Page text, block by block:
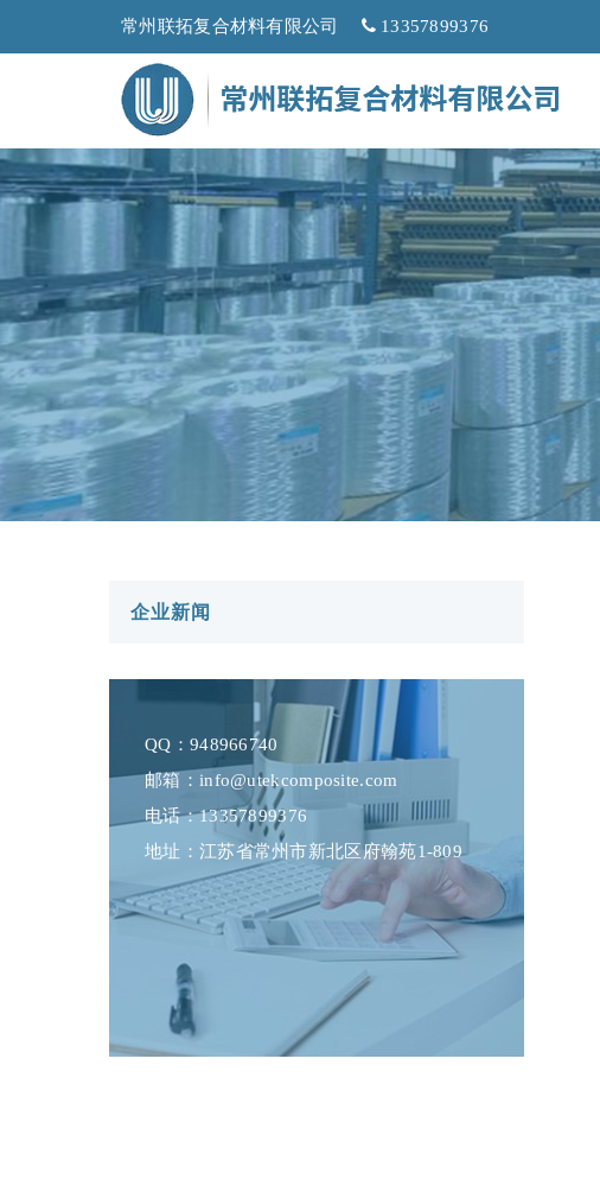
常州联拓复合材料有限公司 13357899376
企业新闻
QQ： 948966740
邮箱： info@utekcomposite.com
电话：13357899376
地址：江苏省常州市新北区府翰苑1-809